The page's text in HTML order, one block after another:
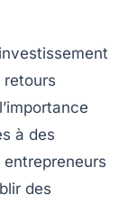
investissement
retours
à des
des